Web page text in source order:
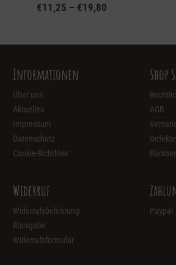
€11,25 – €19,80
Varianten
auf.
Die
Optionen
können
auf
gewählt
werden
Informationen
Über uns
Aktuelles
Impressum
Datenschutz
Cookie-Richtlinie
Shop
AGB
Widerruf
Widerrufsbelehrung
Rückgabe
Widerrufsformular
Paypal